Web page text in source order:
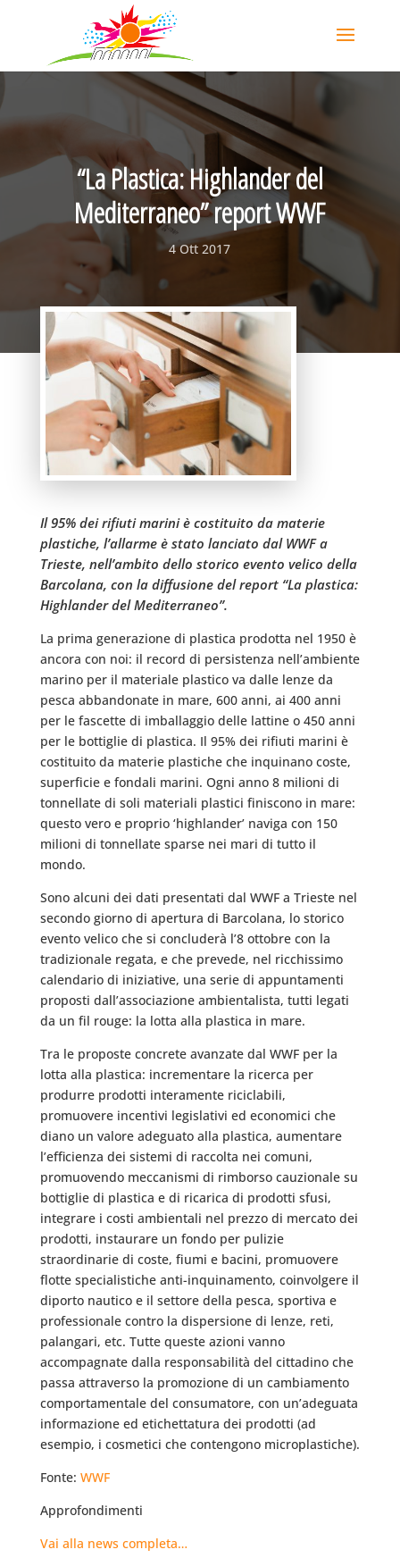
“La Plastica: Highlander del
Mediterraneo” report WWF
4 Ott 2017
Il 95% dei rifiuti marini è costituito da materie
plastiche, l’allarme è stato lanciato dal WWF a
Trieste, nell’ambito dello storico evento velico della
Barcolana, con la diffusione del report “La plastica:
Highlander del Mediterraneo”.
La prima generazione di plastica prodotta nel 1950 è
ancora con noi: il record di persistenza nell’ambiente
marino per il materiale plastico va dalle lenze da
pesca abbandonate in mare, 600 anni, ai 400 anni
per le fascette di imballaggio delle lattine o 450 anni
per le bottiglie di plastica. Il 95% dei rifiuti marini è
costituito da materie plastiche che inquinano coste,
superficie e fondali marini. Ogni anno 8 milioni di
tonnellate di soli materiali plastici finiscono in mare:
questo vero e proprio ‘highlander’ naviga con 150
milioni di tonnellate sparse nei mari di tutto il
mondo.
Sono alcuni dei dati presentati dal WWF a Trieste nel
secondo giorno di apertura di Barcolana, lo storico
evento velico che si concluderà l’8 ottobre con la
tradizionale regata, e che prevede, nel ricchissimo
calendario di iniziative, una serie di appuntamenti
proposti dall’associazione ambientalista, tutti legati
da un fil rouge: la lotta alla plastica in mare.
Tra le proposte concrete avanzate dal WWF per la
lotta alla plastica: incrementare la ricerca per
produrre prodotti interamente riciclabili,
promuovere incentivi legislativi ed economici che
diano un valore adeguato alla plastica, aumentare
l’efficienza dei sistemi di raccolta nei comuni,
promuovendo meccanismi di rimborso cauzionale su
bottiglie di plastica e di ricarica di prodotti sfusi,
integrare i costi ambientali nel prezzo di mercato dei
prodotti, instaurare un fondo per pulizie
straordinarie di coste, fiumi e bacini, promuovere
flotte specialistiche anti-inquinamento, coinvolgere il
diporto nautico e il settore della pesca, sportiva e
professionale contro la dispersione di lenze, reti,
palangari, etc. Tutte queste azioni vanno
accompagnate dalla responsabilità del cittadino che
passa attraverso la promozione di un cambiamento
comportamentale del consumatore, con un’adeguata
informazione ed etichettatura dei prodotti (ad
esempio, i cosmetici che contengono microplastiche).
Fonte: WWF
Approfondimenti
Vai alla news completa…